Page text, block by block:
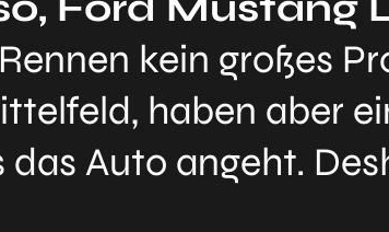
kein großes
haben aber
Auto angeht.